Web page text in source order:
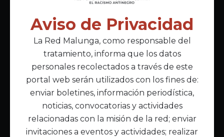
Acepto lapolítica de privacidad
Enlaces Principales
Inicio
Acerca de Malunga
Nuestra misión
Quiénes somos
Aviso de Privacidad
La Red Malunga, como responsable del
tratamiento, informa que los datos
personales recolectados a través de este
portal web serán utilizados con los fines de:
enviar boletines, información periodística,
noticias, convocatorias y actividades
relacionadas con la misión de la red; enviar
invitaciones a eventos y actividades; realizar